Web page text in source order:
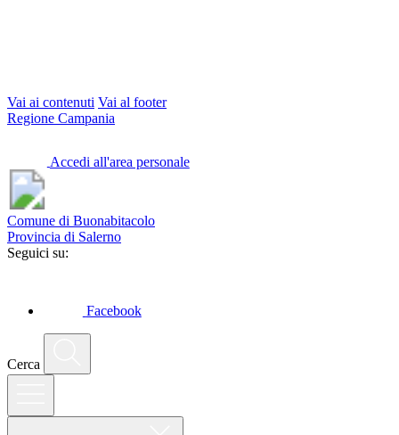
Vai ai contenuti Vai al footer
Regione Campania
Accedi all'area personale
Comune di Buonabitacolo
Provincia di Salerno
Seguici su:
Facebook
Cerca